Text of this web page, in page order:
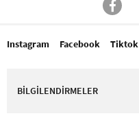
Instagram Facebook Tiktok
BİLGİLENDİRMELER